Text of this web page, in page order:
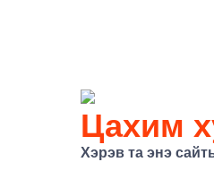
Цахим
Хэрэв та энэ